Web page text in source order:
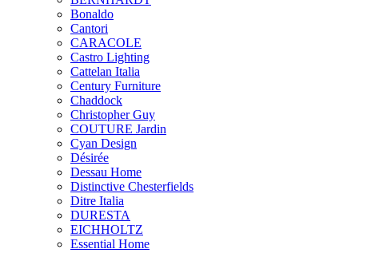
Bonaldo
Cantori
CARACOLE
Castro Lighting
Cattelan Italia
Century Furniture
Chaddock
Christopher Guy
COUTURE Jardin
Cyan Design
Désirée
Dessau Home
Distinctive Chesterfields
Ditre Italia
DURESTA
EICHHOLTZ
Essential Home